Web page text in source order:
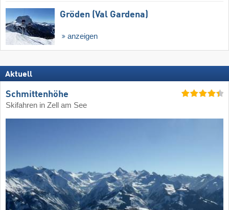
Gröden (Val Gardena)
anzeigen
Aktuell
Schmittenhöhe
Skifahren in Zell am See